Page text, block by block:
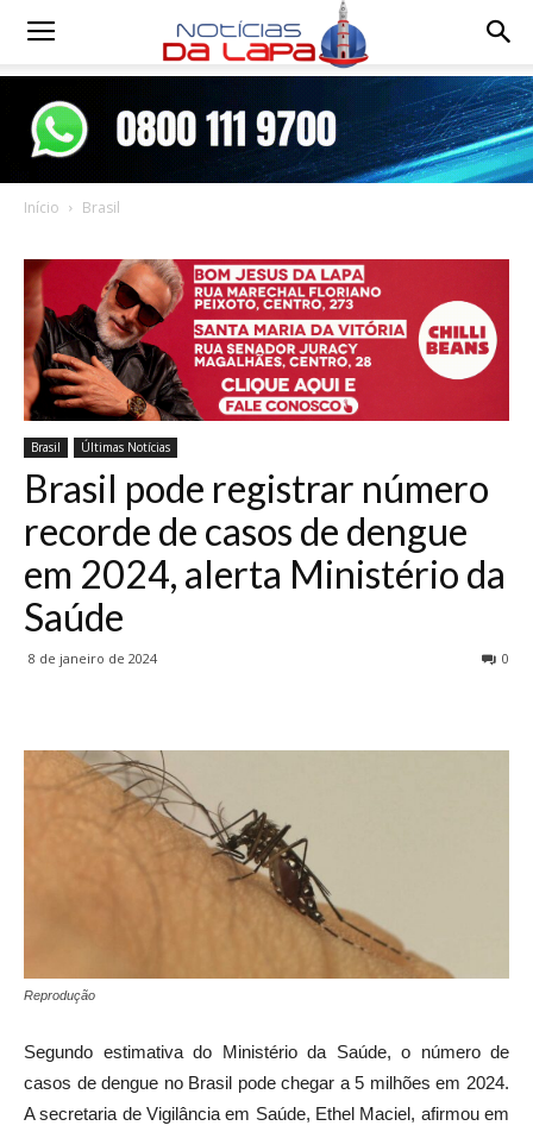
Notícias
Início Brasil
Brasil Últimas Notícias
Brasil pode registrar número
recorde de casos de dengue
em 2024, alerta Ministério da
Saúde
8 de janeiro de 2024 0
Reprodução
Segundo estimativa do Ministério da Saúde, o número de
casos de dengue no Brasil pode chegar a 5 milhões em 2024.
A secretaria de Vigilância em Saúde, Ethel Maciel, afirmou em